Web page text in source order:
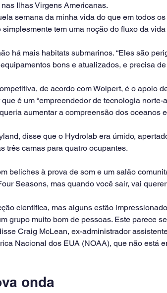
Ilhas Virgens Americanas.
semana da minha vida do que em todos
simplesmente tem uma noção do fluxo da vida
há mais habitats submarinos. “Eles são
bons e atualizados, e precisa
de acordo com Wolpert, é o apoio
é um “empreendedor de tecnologia
aumentar a compreensão dos oceanos
disse que o Hydrolab era úmido,
três camas para quatro ocupantes.
beliches à prova de som e um salão
Seasons, mas quando você sair, vai
científica, mas alguns estão
grupo muito bom de pessoas. Este parece
Craig McLean, ex-administrador
Nacional dos EUA (NOAA), que não está
onda